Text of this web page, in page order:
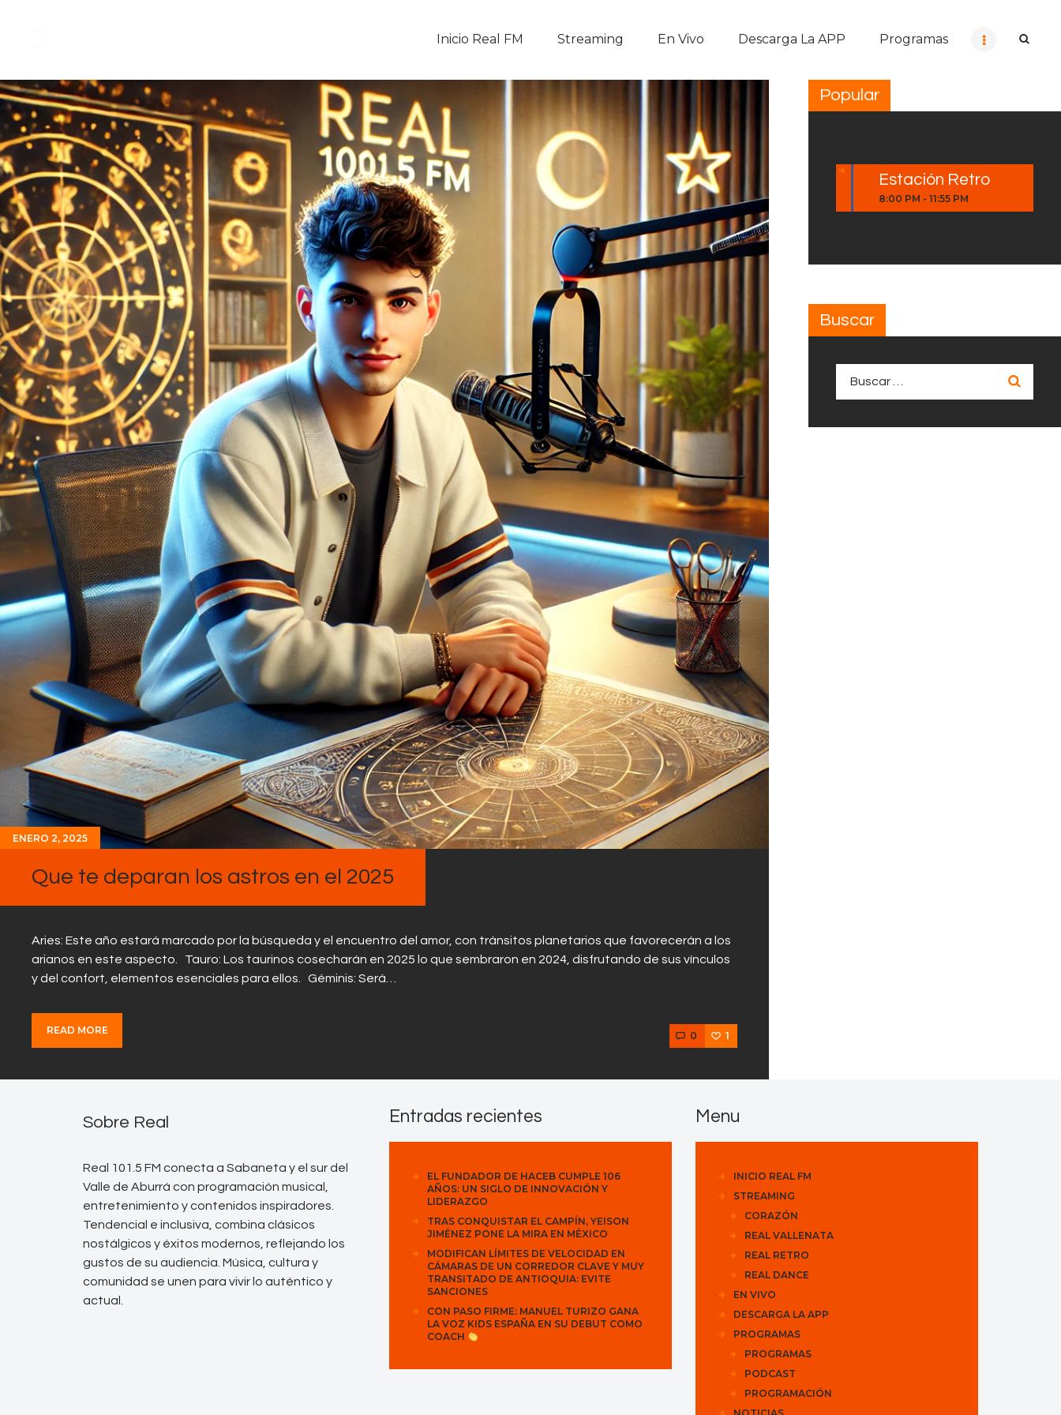
Inicio Real FM Streaming En Vivo Descarga La APP Programas
En Vivo
Descarga La APP
Programas
Noticias
Equipo
Sobre Nosotros
Contactos
ENERO 2, 2025
Que te deparan los astros en el 2025
Aries: Este año estará marcado por la búsqueda y el encuentro del amor, con tránsitos planetarios que favorecerán a los
arianos en este aspecto. Tauro: Los taurinos cosecharán en 2025 lo que sembraron en 2024, disfrutando de sus vínculos
y del confort, elementos esenciales para ellos. Géminis: Será…
READ MORE 0 1
Popular
Estación Retro
8:00 PM -11:55 PM
Buscar
Sobre Real
Real 101.5 FM conecta a Sabaneta y el sur del
Valle de Aburrá con programación musical,
entretenimiento y contenidos inspiradores.
Tendencial e inclusiva, combina clásicos
nostálgicos y éxitos modernos, reflejando los
gustos de su audiencia. Música, cultura y
comunidad se unen para vivir lo auténtico y
actual.
Entradas recientes
EL FUNDADOR DE HACEB CUMPLE 106
AÑOS: UN SIGLO DE INNOVACIÓN Y
LIDERAZGO
TRAS CONQUISTAR EL CAMPÍN, YEISON
JIMÉNEZ PONE LA MIRA EN MÉXICO
MODIFICAN LÍMITES DE VELOCIDAD EN
CÁMARAS DE UN CORREDOR CLAVE Y MUY
TRANSITADO DE ANTIOQUIA: EVITE
SANCIONES
CON PASO FIRME: MANUEL TURIZO GANA
LA VOZ KIDS ESPAÑA EN SU DEBUT COMO
COACH
Menu
INICIO REAL FM
STREAMING
CORAZÓN
REAL VALLENATA
REAL RETRO
REAL DANCE
EN VIVO
DESCARGA LA APP
PROGRAMAS
PROGRAMAS
PODCAST
PROGRAMACIÓN